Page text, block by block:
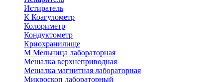
Истиратель
К Коагулометр
Колориметр
Кондуктометр
Криохранилище
М Мельница лабораторная
Мешалка верхнеприводная
Мешалка магнитная лабораторная
Микроскоп лабораторный